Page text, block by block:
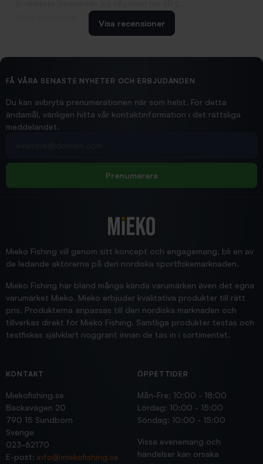
2026/02/19
Hittade exakt vad jag behövde. Snabb och bra...
Jensa
Visa recensioner
FÅ VÅRA SENASTE NYHETER OCH ERBJUDANDEN
Du kan avbryta prenumerationen när som helst. För detta
ändamål, vänligen hitta vår kontaktinformation i det rättsliga
meddelandet.
Prenumerera
Mieko Fishing vill genom sitt koncept och engagemang, bli en av
de ledande aktörerna på den nordiska sportfiskemarknaden.
Mieko Fishing har bland många kända varumärken även det egna
varumärket Mieko. Mieko erbjuder kvalitativa produkter till rätt
pris. Produkterna anpassas till den nordiska marknaden och
tillverkas direkt för Mieko Fishing. Samtliga produkter testas och
testfiskas självklart noggrant innan de tas in i sortimentet.
KONTAKT
Miekofishing.se
Backavägen 20
790 15 Sundborn
Sverige
023-62170
E-post: info@miekofishing.se
ÖPPETTIDER
Mån-Fre: 10:00 - 18:00
Lördag: 10:00 - 15:00
Söndag: 10:00 - 15:00
Vissa evenemang och
händelser kan orsaka